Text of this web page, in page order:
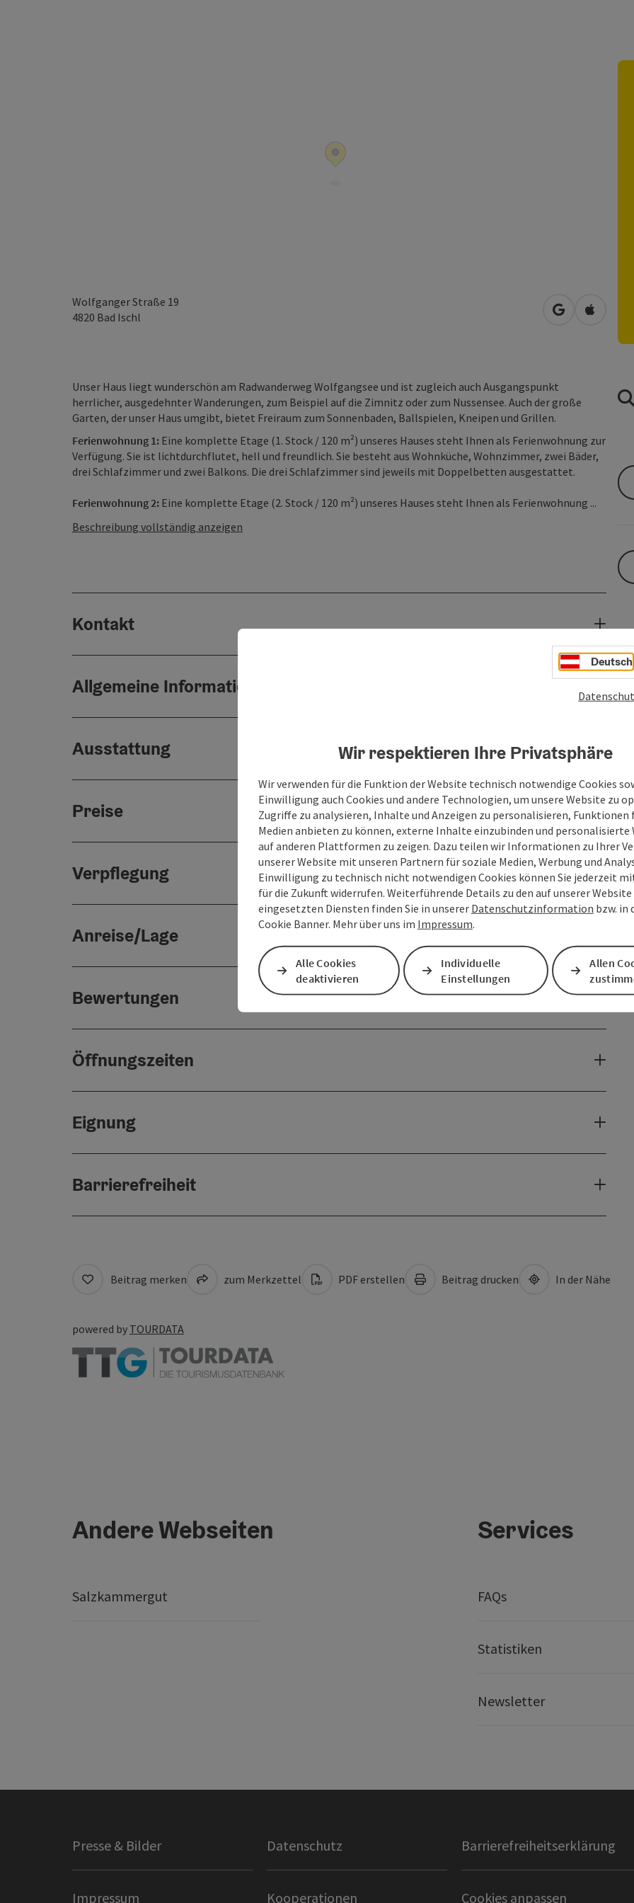
Wolfganger Straße 19
4820 Bad Ischl in Google
in
Unser Haus liegt wunderschön am Radwanderweg Wolfgangsee und ist zugleich auch Ausgangspunkt
herrlicher, ausgedehnter Wanderungen, zum Beispiel auf die Zimnitz oder zum Nussensee. Auch der große
Garten, der unser Haus umgibt, bietet Freiraum zum Sonnenbaden, Ballspielen, Kneipen und Grillen.
Ferienwohnung 1: Eine komplette Etage (1. Stock / 120 m²) unseres Hauses steht Ihnen als Ferienwohnung zur
Verfügung. Sie ist lichtdurchflutet, hell und freundlich. Sie besteht aus Wohnküche, Wohnzimmer, zwei Bäder,
drei Schlafzimmer und zwei Balkons. Die drei Schlafzimmer sind jeweils mit Doppelbetten ausgestattet.
Ferienwohnung 2: Eine komplette Etage (2. Stock / 120 m²) unseres Hauses steht Ihnen als Ferienwohnung ...
Beschreibung vollständig anzeigen
Kontakt
Allgemeine Informationen
Ausstattung
Preise
Verpflegung
Anreise/Lage
Bewertungen
Öffnungszeiten
Eignung
Barrierefreiheit
Beitrag merken zum Merkzettel PDF erstellen Beitrag drucken In der Nähe
powered by TOURDATA
Andere Webseiten
Salzkammergut
Services
FAQs
Statistiken
Newsletter
Presse & Bilder Datenschutz Barrierefreiheitserklärung
Impressum Kooperationen Cookies anpassen
Deutsch
Wir respektieren Ihre Privatsphäre
Wir verwenden für die Funktion der Website technisch notwendige Cookies
Einwilligung auch Cookies und andere Technologien, um unsere Website zu
Zugriffe zu analysieren, Inhalte und Anzeigen zu personalisieren, Funktionen
Medien anbieten zu können, externe Inhalte einzubinden und personalisierte
auf anderen Plattformen zu zeigen. Dazu teilen wir Informationen zu Ihrer
unserer Website mit unseren Partnern für soziale Medien, Werbung und
Einwilligung zu technisch nicht notwendigen Cookies können Sie jederzeit
für die Zukunft widerrufen. Weiterführende Details zu den auf unserer Website
eingesetzten Diensten finden Sie in unserer Datenschutzinformation bzw. in
Cookie Banner. Mehr über uns im Impressum.
Alle Cookies
deaktivieren
Individuelle
Einstellungen
Allen